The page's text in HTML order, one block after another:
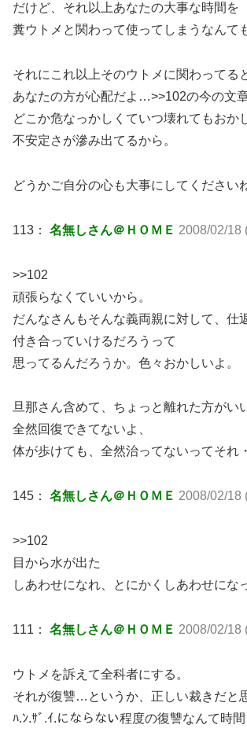
だけど、それ以上あなたの大事な時間を
糞ウトメと関わって使ってしまうなんて
それにこれ以上そのウトメに関わってる
あなたの方が心配だよ…>>102の今の文
どこか危なっかしくていつ壊れてもおか
不安定さが滲み出てるから。
どうかご自分の心も大事にしてください
113： 名無しさん＠ＨＯＭＥ 2008/02/18
>>102
頑張らなくていいから。
だんなさんもそんな義両親に対して、仕
付き合っていけるだろうって
思ってるんだろうか。色々おかしいよ。
旦那さん含めて、ちょっと離れた方がい
全然回復できてないよ、
体が歩けても、全然治ってないってそれ
145： 名無しさん＠ＨＯＭＥ 2008/02/18
>>102
目から水が出た
しあわせになれ、とにかくしあわせにな
111： 名無しさん＠ＨＯＭＥ 2008/02/18
ウトメを訴えて全科者にする。
それが復讐…というか、正しい裁きだと
ﾊ.ﾝ.ｻﾞ.ｲ.にならない程度の復讐なんて時